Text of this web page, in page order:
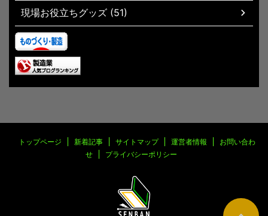
現場お役立ちグッズ (51)
トップページ 新着記事 サイトマップ 運営者情報
お問い合わ
せ
プライバシーポリシー